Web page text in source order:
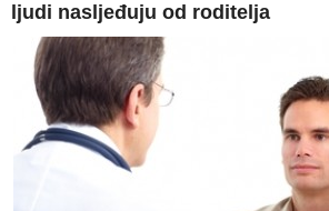
ljudi nasljeđuju od roditelja